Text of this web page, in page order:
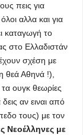
πεις για
αλλα και για
καταγωγή το
στο Ελλαδιστάν
έχουν σχέση με
θεά Αθηνά !),
τα ουγκ θεωρίες
αν ειναι από
τους) με τον
Νεοέλληνες με